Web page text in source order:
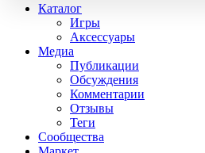
Каталог
Игры
Аксессуары
Медиа
Публикации
Обсуждения
Комментарии
Отзывы
Теги
Сообщества